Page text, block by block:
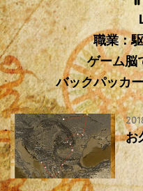
職業：
ゲーム脳
バックパッカ
お